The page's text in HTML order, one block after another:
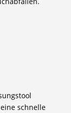
schnelle